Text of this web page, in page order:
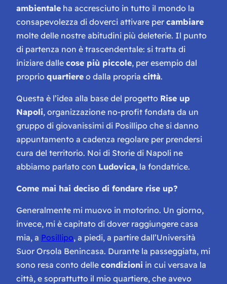
ambientale ha accresciuto in tutto il mondo la
consapevolezza di doverci attivare per cambiare
molte delle nostre abitudini più deleterie. Il punto
di partenza non è trascendentale: si tratta di
iniziare dalle cose più piccole, per esempio dal
proprio quartiere o dalla propria città.
Questa è l’idea alla base del progetto Rise up
Napoli, organizzazione no-profit fondata da un
gruppo di giovanissimi di Posillipo che si danno
appuntamento a cadenza regolare per prendersi
cura del territorio. Noi di Storie di Napoli ne
abbiamo parlato con Ludovica, la fondatrice.
Come mai hai deciso di fondare rise up?
Generalmente mi muovo in motorino. Un giorno,
invece, mi è capitato di dover raggiungere casa
mia, a Posillipo, a piedi, a partire dall’Università
Suor Orsola Benincasa. Durante la passeggiata, mi
sono resa conto delle condizioni in cui versava la
città, e soprattutto il mio quartiere, che avevo